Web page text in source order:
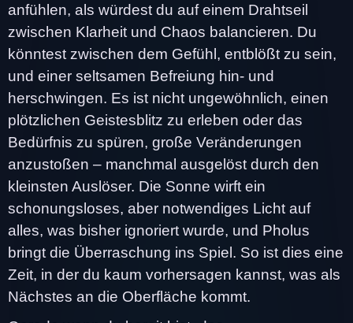
anfühlen, als würdest du auf einem Drahtseil
zwischen Klarheit und Chaos balancieren. Du
könntest zwischen dem Gefühl, entblößt zu sein,
und einer seltsamen Befreiung hin- und
herschwingen. Es ist nicht ungewöhnlich, einen
plötzlichen Geistesblitz zu erleben oder das
Bedürfnis zu spüren, große Veränderungen
anzustoßen – manchmal ausgelöst durch den
kleinsten Auslöser. Die Sonne wirft ein
schonungsloses, aber notwendiges Licht auf
alles, was bisher ignoriert wurde, und Pholus
bringt die Überraschung ins Spiel. So ist dies eine
Zeit, in der du kaum vorhersagen kannst, was als
Nächstes an die Oberfläche kommt.